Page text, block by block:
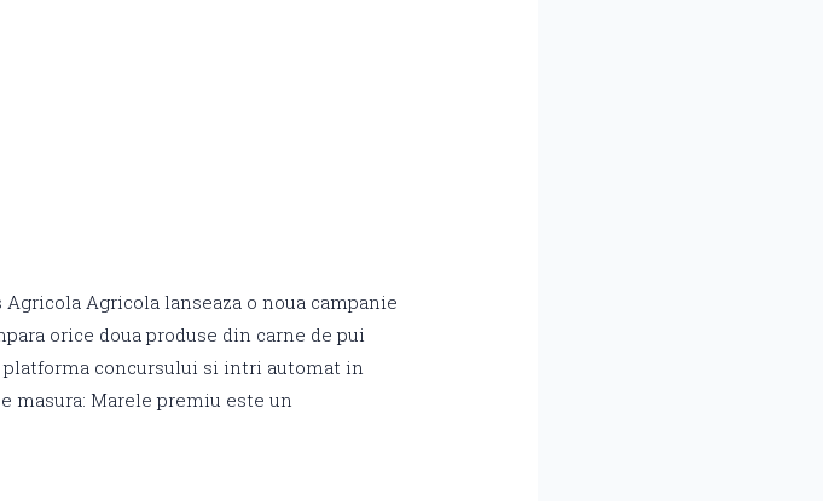
Agricola lanseaza o noua campanie
orice doua produse din carne de pui
concursului si intri automat in
masura: Marele premiu este un